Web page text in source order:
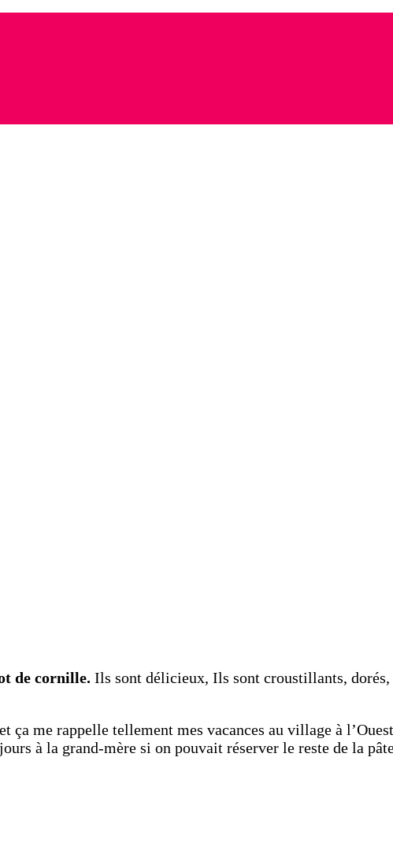
de cornille. Ils sont délicieux, Ils sont croustillants,
et ça me rappelle tellement mes vacances au village à
à la grand-mère si on pouvait réserver le reste de la